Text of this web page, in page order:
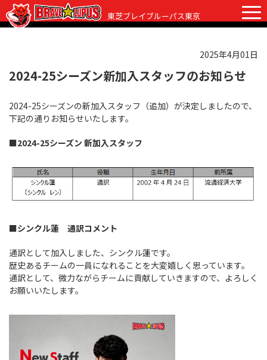
東芝ブレイブルーパス東京
チケット グッズ ファンクラブ 観戦ガイド
観戦ガイド
初めての観戦
ラグビーって何？
会場紹介
クラブからのお願い
ニュース
選手
マスコット
クラブ情報
株式会社 ブレイブルーパス東京概要
株式会社 チームの歴史
地域貢献活動
パートナー
InstagramX Facebook Youtube
2025年4月01日
2024-25シーズン新加入スタッフのお知らせ
2024-25シーズンの新加入スタッフ（追加）が決定しましたので、
下記の通りお知らせいたします。
■2024-25シーズン 新加入スタッフ
■シンクル蓮 通訳コメント
通訳として加入しました、シンクル蓮です。
歴史あるチームの一員になれることを大変嬉しく思っています。
通訳として、微力ながらチームに貢献していきますので、よろしく
お願いいたします。